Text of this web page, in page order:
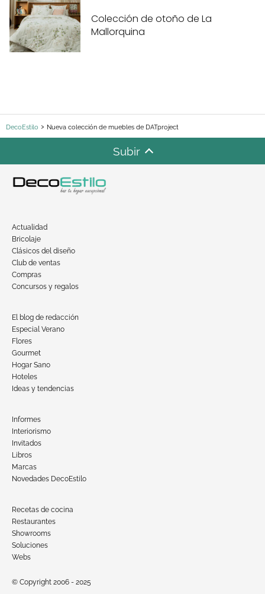
Colección de otoño de La
Mallorquina
DecoEstilo Nueva colección de muebles de DATproject
Subir
Actualidad
Bricolaje
Clásicos del diseño
Club de ventas
Compras
Concursos y regalos
El blog de redacción
Especial Verano
Flores
Gourmet
Hogar Sano
Hoteles
Ideas y tendencias
Informes
Interiorismo
Invitados
Libros
Marcas
Novedades DecoEstilo
Recetas de cocina
Restaurantes
Showrooms
Soluciones
Webs
© Copyright 2006 - 2025